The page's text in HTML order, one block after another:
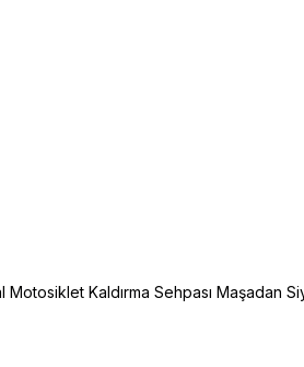
Motosiklet Kaldırma Sehpası Maşadan